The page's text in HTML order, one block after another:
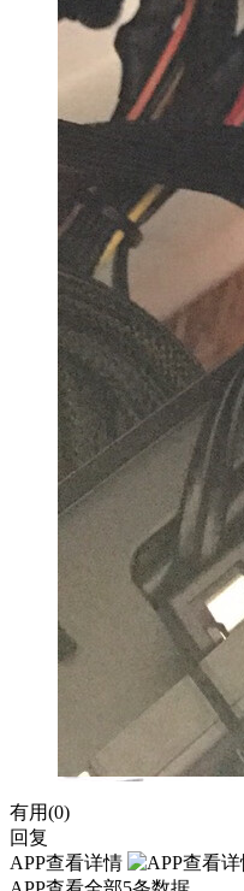
有用(0)
回复
APP查看详情